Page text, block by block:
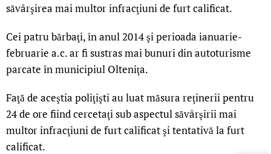
săvârşirea mai multor infracţiuni de furt calificat.
Cei patru bărbaţi, în anul 2014 şi perioada ianuarie-
februarie a.c. ar fi sustras mai bunuri din autoturisme
parcate în municipiul Olteniţa.
Faţă de aceştia poliţişti au luat măsura reţinerii pentru
24 de ore fiind cercetaţi sub aspectul săvârşirii mai
multor infracţiuni de furt calificat şi tentativă la furt
calificat.